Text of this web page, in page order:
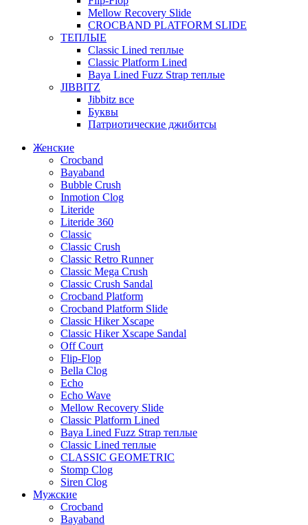
Mellow Recovery Slide
CROCBAND PLATFORM SLIDE
ТЕПЛЫЕ
Classic Lined теплые
Classic Platform Lined
Baya Lined Fuzz Strap теплые
JIBBITZ
Jibbitz все
Буквы
Патриотические джибитсы
Женские
Crocband
Bayaband
Bubble Crush
Inmotion Clog
Literide
Literide 360
Classic
Classic Crush
Classic Retro Runner
Classic Mega Crush
Classic Crush Sandal
Crocband Platform
Crocband Platform Slide
Classic Hiker Xscape
Classic Hiker Xscape Sandal
Off Court
Flip-Flop
Bella Clog
Echo
Echo Wave
Mellow Recovery Slide
Classic Platform Lined
Baya Lined Fuzz Strap теплые
Classic Lined теплые
CLASSIC GEOMETRIC
Stomp Clog
Siren Clog
Мужские
Crocband
Bayaband